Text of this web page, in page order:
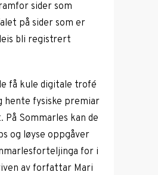
sider som
på sider som er
bli registrert
få kule digitale trofé
hente fysiske premiar
På Sommarles kan de
og løyse oppgåver
for i
av forfattar Mari